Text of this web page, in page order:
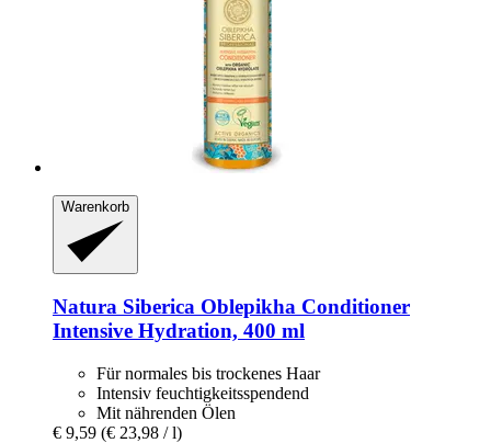
Warenkorb
Natura Siberica Oblepikha Conditioner
Intensive Hydration, 400 ml
Für normales bis trockenes Haar
Intensiv feuchtigkeitsspendend
Mit nährenden Ölen
€ 9,59 (€ 23,98 / l)